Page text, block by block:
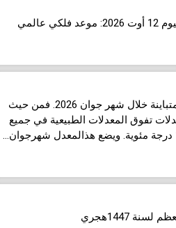
عالمي
يُعتبر هذا الكسوف الأول من نوعه ال…
شهدت تونس ظروفاً جوية متباينة خلال شهر جوان 2026. فمن حيث
تفوق المعدلات الطبيعية في جميع
1447هجري